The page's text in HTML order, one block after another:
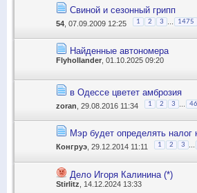
Свиной и сезонный грипп
54 , 07.09.2009 12:25 1 2 3 1475
Найденные автономера
Flyhollander , 01.10.2025 09:20
в Одессе цветет амброзия
zoran , 29.08.2016 11:34 1 2 3 46
Мэр будет определять налог
Конгруэ , 29.12.2014 11:11 1 2 3
Дело Игоря Калинина (*)
Stirlitz , 14.12.2024 13:33